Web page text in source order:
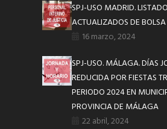
SPJ-USO MADRID.
ACTUALIZADOS DE BOLSA
16 marzo, 2024
SPJ-USO. MÁLAGA. DÍAS
REDUCIDA POR FIESTAS
PERIODO 2024 EN
PROVINCIA DE MÁLAGA
22 abril, 2024